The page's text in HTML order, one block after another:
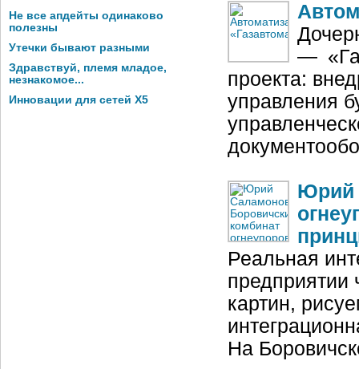
Не все апдейты одинаково
полезны
Утечки бывают разными
Здравствуй, племя младое,
незнакомое...
Инновации для сетей X5
—
проекта:
управления
Юрий
Реальная
предприятии
картин,
На